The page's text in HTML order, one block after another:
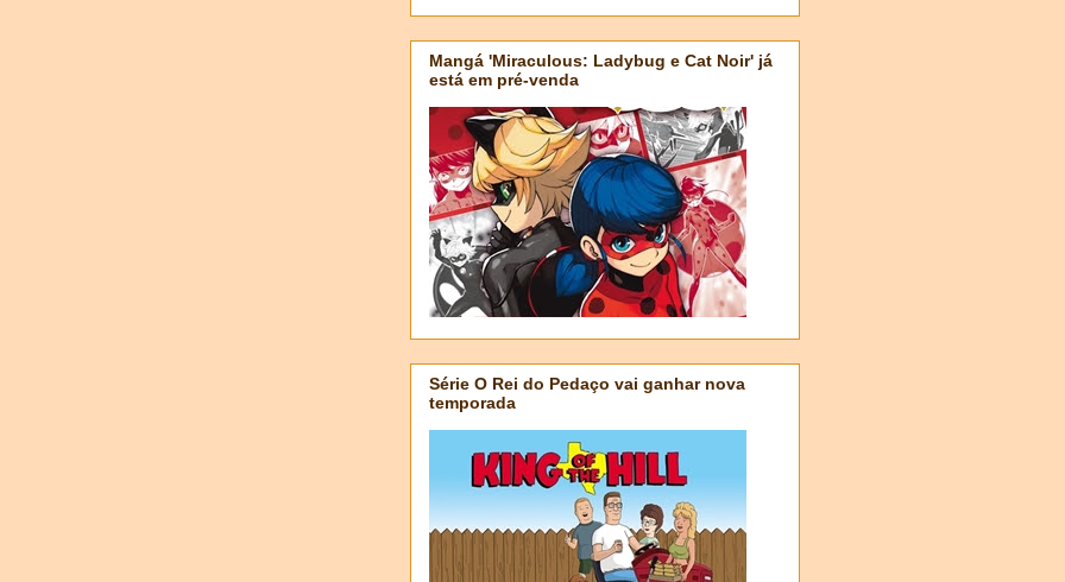
Mangá 'Miraculous: Ladybug e Cat Noir' já
está em pré-venda
Série O Rei do Pedaço vai ganhar nova
temporada